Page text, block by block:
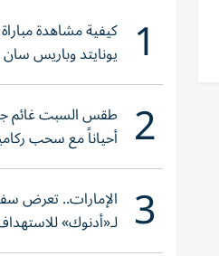
1 كيفية مشاهدة
يونايتد وباريس
والقنوات الناقلة
2 طقس السبت غائم
أحياناً مع سحب
3 الإمارات.. تعرض
لـ«أدنوك»
أثناء عبورها «هرمز»